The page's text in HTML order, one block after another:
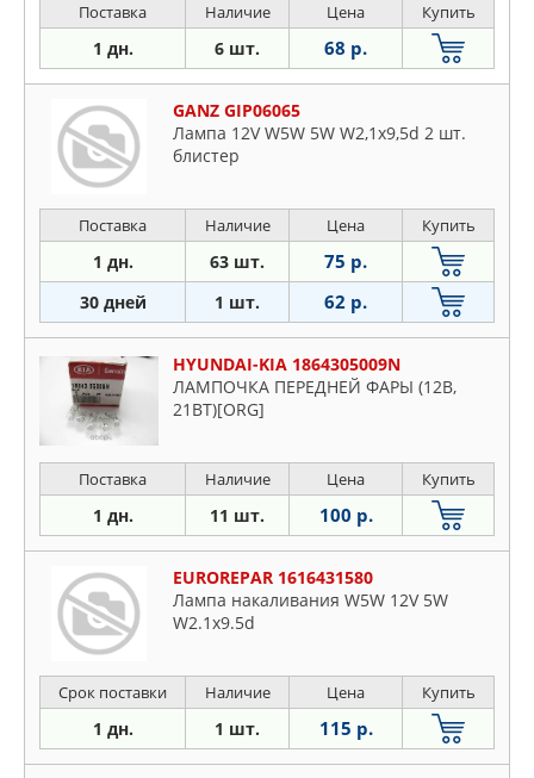
Поставка Наличие Цена Купить
1 дн. 6 шт. 68 р.
GANZ GIP06065
Лампа 12V W5W 5W W2,1x9,5d 2 шт.
блистер
Поставка Наличие Цена Купить
1 дн. 63 шт. 75 р.
30 дней 1 шт. 62 р.
HYUNDAI-KIA 1864305009N
ЛАМПОЧКА ПЕРЕДНЕЙ ФАРЫ (12В,
21ВТ)[ORG]
Поставка Наличие Цена Купить
1 дн. 11 шт. 100 р.
EUROREPAR 1616431580
Лампа накаливания W5W 12V 5W
W2.1x9.5d
Срок поставки Наличие Цена Купить
1 дн. 1 шт. 115 р.